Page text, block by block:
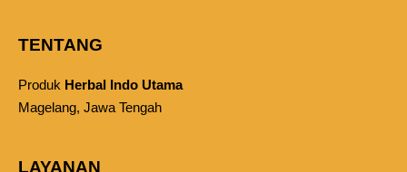
TENTANG
Produk Herbal Indo Utama
Magelang, Jawa Tengah
LAYANAN